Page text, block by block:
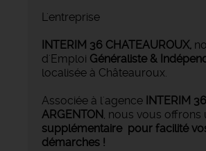
L'entreprise
INTERIM 36 CHATEAUROUX,
d'Emploi Généraliste &
localisée à Châteauroux.
Associée à l'agence INTERIM 36
ARGENTON, nous vous offrons
supplémentaire pour facilité
démarches !